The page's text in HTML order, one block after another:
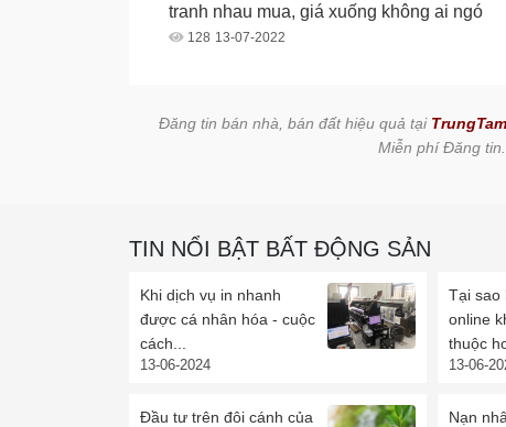
tranh nhau mua, giá xuống không ai ngó
128 13-07-2022
Đăng tin bán nhà, bán đất hiệu quả tại
Miễn phí Đăng
TIN NỔI BẬT BẤT ĐỘNG SẢN
Khi dịch vụ in nhanh
được cá nhân hóa - cuộc
cách...
13-06-2024
Tại sao
online
thuộc
13-06-
Đầu tư trên đôi cánh của
Nạn